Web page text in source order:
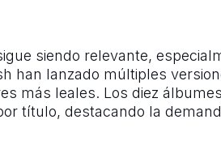
siendo relevante,
han lanzado múltiples
más leales. Los diez
título, destacando la